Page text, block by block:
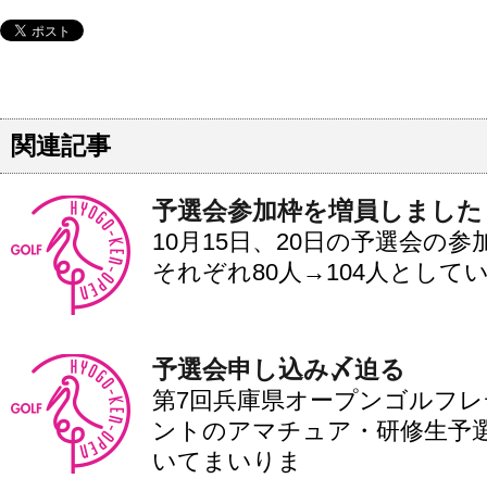
関連記事
予選会参加枠を増員しました
10月15日、20日の予選会の参
それぞれ80人→104人として
予選会申し込み〆迫る
第7回兵庫県オープンゴルフ
ントのアマチュア・研修生予
いてまいりま